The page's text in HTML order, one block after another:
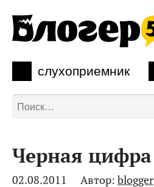
слухоприемник
Черная цифра
02.08.2011 Автор: blogger